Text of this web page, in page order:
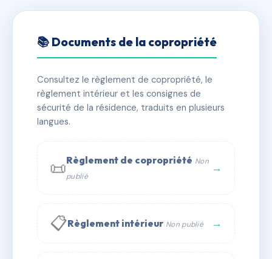
SDC 1 PLACE PIERRE
SEMARD
📍 1 pl pierre semard 95100 Argenteuil
✓ Immatriculée 🏠 29 lots 🏗 1 bâtiment(s)
📞 Contacter Syndic Digital 💬 WhatsApp
✉ Email
📚 Documents de la copropriété
Consultez le règlement de copropriété, le
règlement intérieur et les consignes de
sécurité de la résidence, traduits en plusieurs
langues.
📜Règlement de copropriété Non
publié
→
📋Règlement intérieur Non publié →